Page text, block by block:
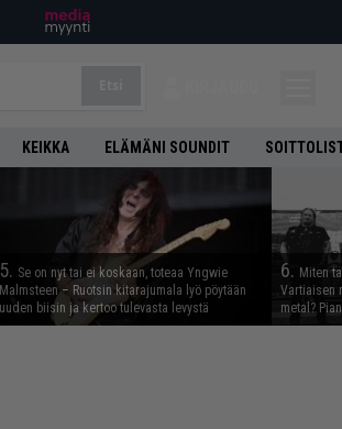
KEIKKA ELÄMÄNI SOUNDIT
5. Se on nyt tai ei koskaan, toteaa Yngwie
Malmsteen – Ruotsin kitarajumala lyö pöytään
uuden biisin ja kertoo tulevasta levystä
6. Miten
Vartiaisen
metal?